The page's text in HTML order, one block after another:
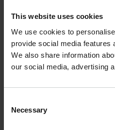
This website uses cookies
We use cookies to
provide social media features
We also share information
our social media, advertising
Selection
Necessary
J'accepte de recevoir
l'industrie, des
services, ainsi que
communications
La protection de vos
importante pour nous.
à tout moment. Pour plus